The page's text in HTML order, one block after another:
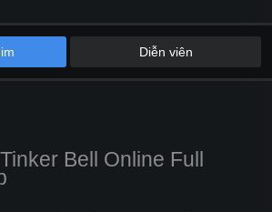
Diễn viên
Bell Online Full